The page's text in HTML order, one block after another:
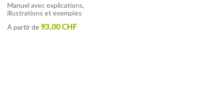
Manuel avec explications,
illustrations et exemples
À partir de 93,00 CHF